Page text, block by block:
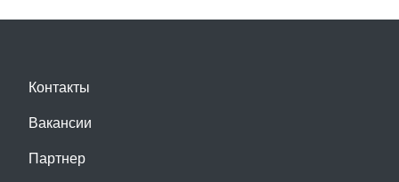
Контакты
Вакансии
Партнер